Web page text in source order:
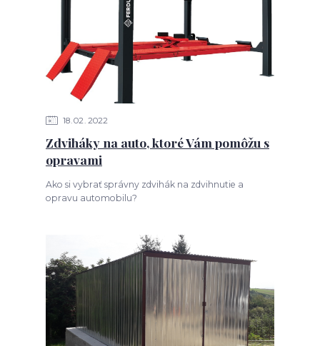
18 02 2022
Zdviháky na auto, ktoré Vám pomôžu s
opravami
Ako si vybrať správny zdvihák na zdvihnutie a
opravu automobilu?